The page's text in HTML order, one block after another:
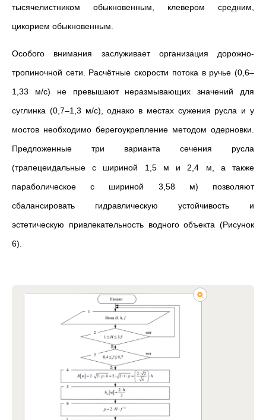
тысячелистником обыкновенным, клевером средним,
цикорием обыкновенным.
Особого внимания заслуживает организация дорожно-
тропиночной сети. Расчётные скорости потока в ручье (0,6–
1,33 м/с) не превышают неразмывающих значений для
суглинка (0,7–1,3 м/с), однако в местах сужения русла и у
мостов необходимо берегоукрепление методом одерновки.
Предложенные три варианта сечения русла
(трапецеидальные с шириной 1,5 м и 2,4 м, а также
параболическое с шириной 3,58 м) позволяют
сбалансировать гидравлическую устойчивость и
эстетическую привлекательность водного объекта (Рисунок
6).